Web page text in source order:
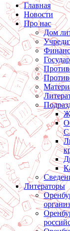
Главная
Новости
Про нас
Дом
Литераторы